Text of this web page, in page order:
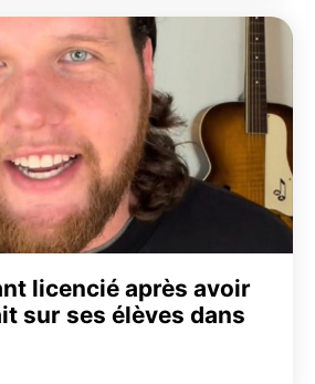
licencié après avoir
sur ses élèves dans